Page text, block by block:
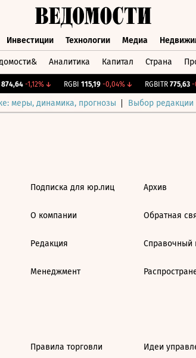
Инвестиции Технологии Медиа
Аналитика Капитал Страна
-1,12%↓ RGBI 115,19 -0,04%↓ RGBITR 775,63 -
меры, динамика, прогнозы Выбор редакции
Подписка для юр.лиц
О компании
Редакция
Менеджмент
Архив
Обратная
Справочный
Правила торговли Идеи